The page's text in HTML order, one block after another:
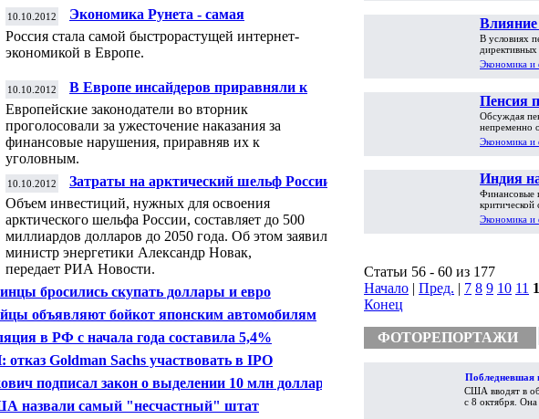
10.10.2012
Экономика Рунета - самая
быстрорастущая в Европе
Россия стала самой быстрорастущей интернет-
экономикой в Европе.
10.10.2012
В Европе инсайдеров приравняли к
Европейские законодатели во вторник
проголосовали за ужесточение наказания за
финансовые нарушения, приравняв их к
уголовным.
10.10.2012
Затраты на арктический шельф России
оценили в полтриллиона долларов
Объем инвестиций, нужных для освоения
арктического шельфа России, составляет до 500
миллиардов долларов до 2050 года. Об этом заявил
министр энергетики Александр Новак,
передает РИА Новости.
бросились скупать доллары и евро
объявляют бойкот японским автомобилям
в РФ с начала года составила 5,4%
Goldman Sachs участвовать в IPO
ударит по авторитету сотового оператора
подписал закон о выделении 10 млн долларов
назвали самый "несчастный" штат
Влияние
В условиях
Экономика и
Пенсия
Обсуждая
непременно
Экономика и
Индия
Финансовые
критической
Экономика и
Статьи 56 - 60 из 177
Начало | Пред. | 7 8 9 10 11
Конец
ФОТОРЕПОРТАЖИ
Побледневшая
100-
США вводят в
с 8 октября. Она